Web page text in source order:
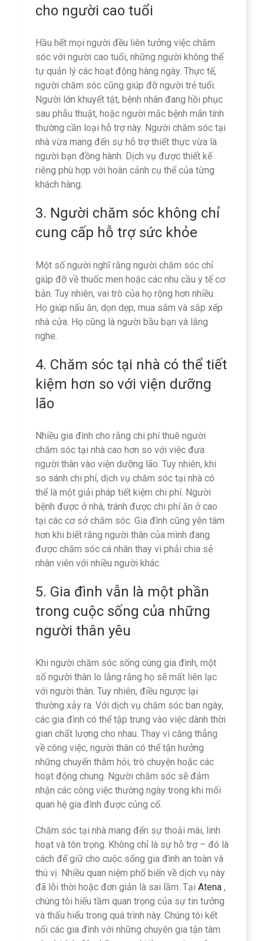
cho người cao tuổi
Hầu hết mọi người đều liên tưởng việc chăm
sóc với người cao tuổi, những người không thể
tự quản lý các hoạt động hàng ngày. Thực tế,
người chăm sóc cũng giúp đỡ người trẻ tuổi.
Người lớn khuyết tật, bệnh nhân đang hồi phục
sau phẫu thuật, hoặc người mắc bệnh mãn tính
thường cần loại hỗ trợ này. Người chăm sóc tại
nhà vừa mang đến sự hỗ trợ thiết thực vừa là
người bạn đồng hành. Dịch vụ được thiết kế
riêng phù hợp với hoàn cảnh cụ thể của từng
khách hàng.
3. Người chăm sóc không chỉ
cung cấp hỗ trợ sức khỏe
Một số người nghĩ rằng người chăm sóc chỉ
giúp đỡ về thuốc men hoặc các nhu cầu y tế cơ
bản. Tuy nhiên, vai trò của họ rộng hơn nhiều.
Họ giúp nấu ăn, dọn dẹp, mua sắm và sắp xếp
nhà cửa. Họ cũng là người bầu bạn và lắng
nghe.
4. Chăm sóc tại nhà có thể tiết
kiệm hơn so với viện dưỡng
lão
Nhiều gia đình cho rằng chi phí thuê người
chăm sóc tại nhà cao hơn so với việc đưa
người thân vào viện dưỡng lão. Tuy nhiên, khi
so sánh chi phí, dịch vụ chăm sóc tại nhà có
thể là một giải pháp tiết kiệm chi phí. Người
bệnh được ở nhà, tránh được chi phí ăn ở cao
tại các cơ sở chăm sóc. Gia đình cũng yên tâm
hơn khi biết rằng người thân của mình đang
được chăm sóc cá nhân thay vì phải chia sẻ
nhân viên với nhiều người khác.
5. Gia đình vẫn là một phần
trong cuộc sống của những
người thân yêu
Khi người chăm sóc sống cùng gia đình, một
số người thân lo lắng rằng họ sẽ mất liên lạc
với người thân. Tuy nhiên, điều ngược lại
thường xảy ra. Với dịch vụ chăm sóc ban ngày,
các gia đình có thể tập trung vào việc dành thời
gian chất lượng cho nhau. Thay vì căng thẳng
về công việc, người thân có thể tận hưởng
những chuyến thăm hỏi, trò chuyện hoặc các
hoạt động chung. Người chăm sóc sẽ đảm
nhận các công việc thường ngày trong khi mối
quan hệ gia đình được củng cố.
Chăm sóc tại nhà mang đến sự thoải mái, linh
hoạt và tôn trọng. Không chỉ là sự hỗ trợ – đó là
cách để giữ cho cuộc sống gia đình an toàn và
thú vị. Nhiều quan niệm phổ biến về dịch vụ này
đã lỗi thời hoặc đơn giản là sai lầm. Tại Atena ,
chúng tôi hiểu tầm quan trọng của sự tin tưởng
và thấu hiểu trong quá trình này. Chúng tôi kết
nối các gia đình với những chuyên gia tận tâm